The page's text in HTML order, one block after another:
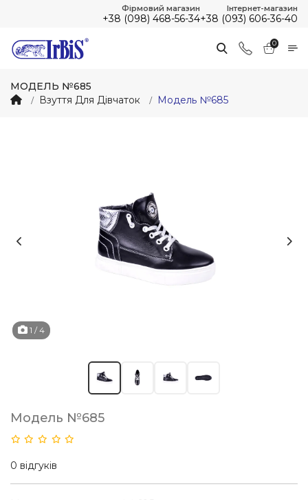
Фірмовий магазин
+38 (098) 468-56-34
Інтернет-магазин
+38 (093) 606-36-40
0
МОДЕЛЬ №685
Взуття Для Дівчаток
Модель №685
1 / 4
Модель №685
0 відгуків